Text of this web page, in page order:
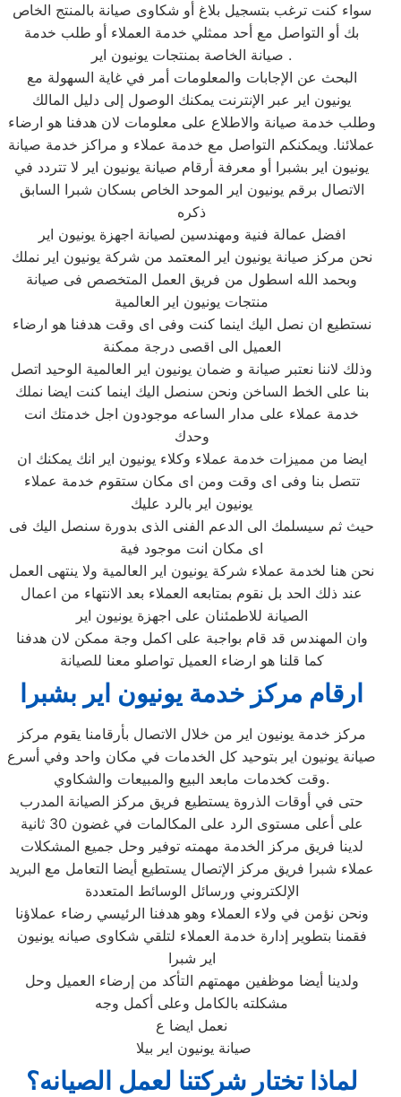
سواء كنت ترغب بتسجيل بلاغ أو شكاوى صيانة بالمنتج الخاص
بك أو التواصل مع أحد ممثلي خدمة العملاء أو طلب خدمة
صيانة الخاصة بمنتجات يونيون اير .
البحث عن الإجابات والمعلومات أمر في غاية السهولة مع
يونيون اير عبر الإنترنت يمكنك الوصول إلى دليل المالك
وطلب خدمة صيانة والاطلاع على معلومات لان هدفنا هو ارضاء
عملائنا. ويمكنكم التواصل مع خدمة عملاء و مراكز خدمة صيانة
يونيون اير بشبرا أو معرفة أرقام صيانة يونيون اير لا تتردد في
الاتصال برقم يونيون اير الموحد الخاص بسكان شبرا السابق
ذكره
افضل عمالة فنية ومهندسين لصيانة اجهزة يونيون اير
نحن مركز صيانة يونيون اير المعتمد من شركة يونيون اير نملك
وبحمد الله اسطول من فريق العمل المتخصص فى صيانة
منتجات يونيون اير العالمية
نستطيع ان نصل اليك اينما كنت وفى اى وقت هدفنا هو ارضاء
العميل الى اقصى درجة ممكنة
وذلك لاننا نعتبر صيانة و ضمان يونيون اير العالمية الوحيد اتصل
بنا على الخط الساخن ونحن سنصل اليك اينما كنت ايضا نملك
خدمة عملاء على مدار الساعه موجودون اجل خدمتك انت
وحدك
ايضا من مميزات خدمة عملاء وكلاء يونيون اير انك يمكنك ان
تتصل بنا وفى اى وقت ومن اى مكان ستقوم خدمة عملاء
يونيون اير بالرد عليك
حيث ثم سيسلمك الى الدعم الفنى الذى بدورة سنصل اليك فى
اى مكان انت موجود فية
نحن هنا لخدمة عملاء شركة يونيون اير العالمية ولا ينتهى العمل
عند ذلك الحد بل نقوم بمتابعه العملاء بعد الانتهاء من اعمال
الصيانة للاطمئنان على اجهزة يونيون اير
وان المهندس قد قام بواجبة على اكمل وجة ممكن لان هدفنا
كما قلنا هو ارضاء العميل تواصلو معنا للصيانة
ارقام مركز خدمة يونيون اير بشبرا
مركز خدمة يونيون اير من خلال الاتصال بأرقامنا يقوم مركز
صيانة يونيون اير بتوحيد كل الخدمات في مكان واحد وفي أسرع
وقت كخدمات مابعد البيع والمبيعات والشكاوي.
حتى في أوقات الذروة يستطيع فريق مركز الصيانة المدرب
على أعلى مستوى الرد على المكالمات في غضون 30 ثانية
لدينا فريق مركز الخدمة مهمته توفير وحل جميع المشكلات
عملاء شبرا فريق مركز الإتصال يستطيع أيضا التعامل مع البريد
الإلكتروني ورسائل الوسائط المتعددة
ونحن نؤمن في ولاء العملاء وهو هدفنا الرئيسي رضاء عملاؤنا
فقمنا بتطوير إدارة خدمة العملاء لتلقي شكاوى صيانه يونيون
اير شبرا
ولدينا أيضا موظفين مهمتهم التأكد من إرضاء العميل وحل
مشكلته بالكامل وعلى أكمل وجه
نعمل ايضا ع
صيانة يونيون اير بيلا
لماذا تختار شركتنا لعمل الصيانه؟